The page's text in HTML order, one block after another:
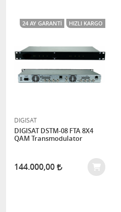
24 AY GARANTI HIZLI KARGO
DIGISAT
DIGISAT DSTM-08 FTA 8X4
QAM Transmodulator
144.000,00